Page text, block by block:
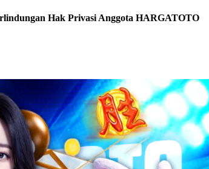
Hak Privasi Anggota HARGATOTO